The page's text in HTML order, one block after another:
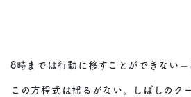
8時までは行動に移すことができない
この方程式は揺るがない。しばしのクー